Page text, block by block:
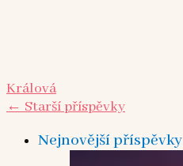
Králová
←Starší příspěvky
Nejnovější příspěvky